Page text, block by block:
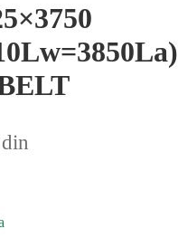
din